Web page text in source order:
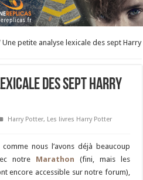
Une petite analyse lexicale des sept Harry
des sept Harry
Harry Potter, Les livres Harry Potter
nous l’avons déjà beaucoup
notre Marathon (fini, mais les
encore accessible sur notre forum),